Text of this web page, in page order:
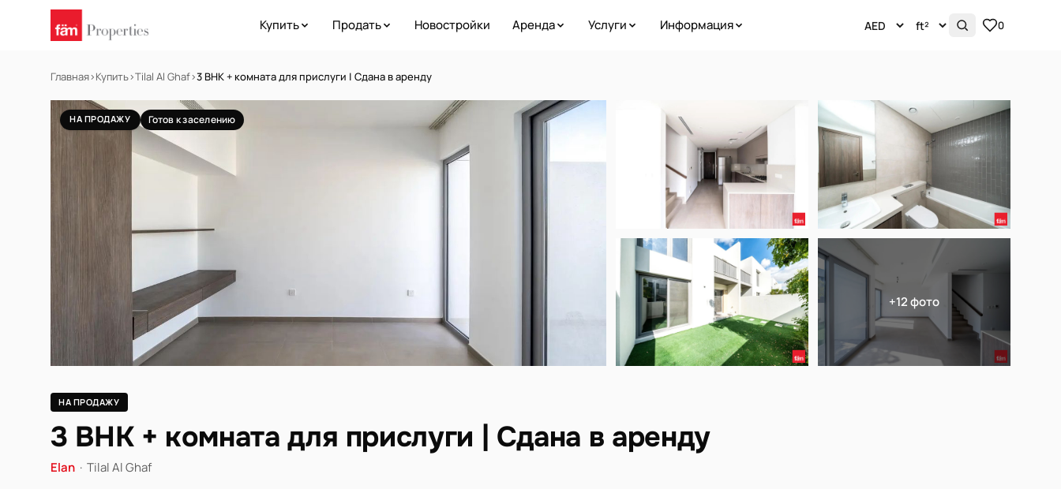
Купить Продать Новостройки Аренда Услуги Информация 0
Главная›Купить›Tilal Al Ghaf›3 BHK + комната для прислуги | Сдана в аренду
НА ПРОДАЖУ Готов к заселению
+12 фото
НА ПРОДАЖУ
3 BHK + комната для прислуги | Сдана в аренду
Elan · Tilal Al Ghaf